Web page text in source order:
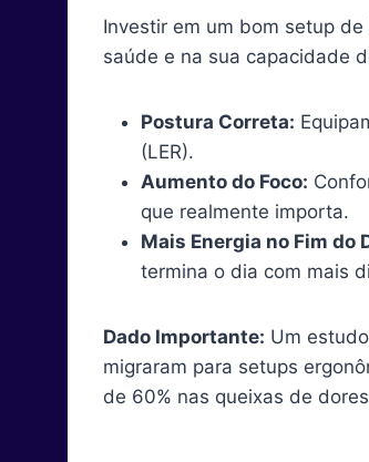
Investir em um bom setup
saúde e na sua capacidade
Postura Correta:
(LER).
Aumento do Foco:
que realmente importa.
Mais Energia no Fim do
termina o dia com mais
Dado Importante: Um
migraram para setups
de 60% nas queixas de